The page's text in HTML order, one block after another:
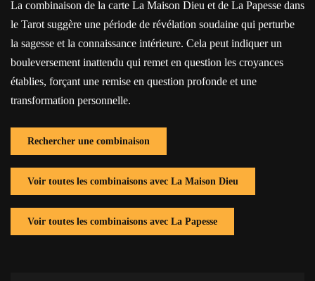
La combinaison de la carte La Maison Dieu et de La Papesse dans
le Tarot suggère une période de révélation soudaine qui perturbe
la sagesse et la connaissance intérieure. Cela peut indiquer un
bouleversement inattendu qui remet en question les croyances
établies, forçant une remise en question profonde et une
transformation personnelle.
Rechercher une combinaison
Voir toutes les combinaisons avec La Maison Dieu
Voir toutes les combinaisons avec La Papesse